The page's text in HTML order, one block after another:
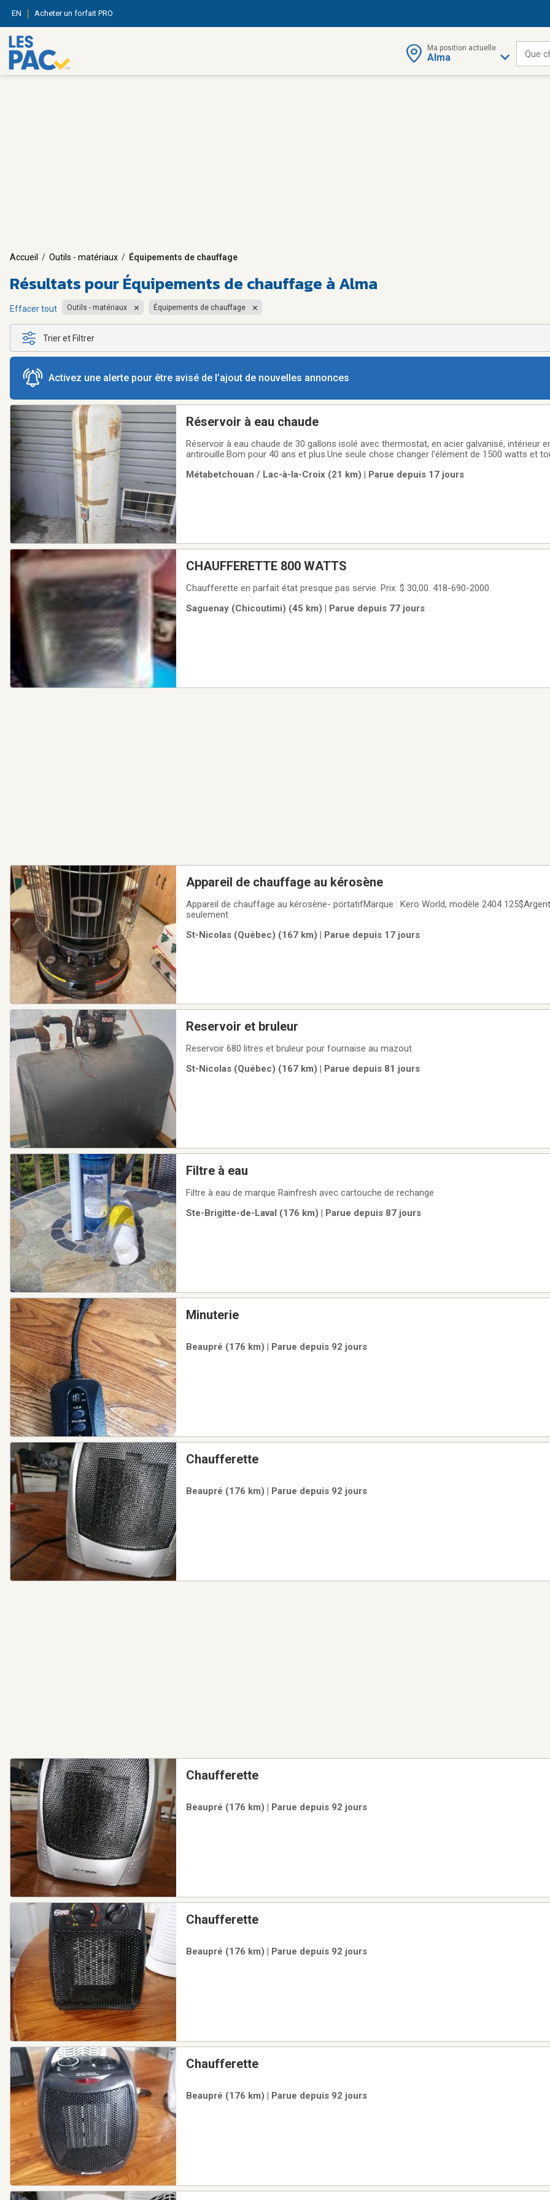
EN Acheter un forfait PRO
Ma position actuelle
Alma Que
Accueil / Outils - matériaux / Équipements de chauffage
Résultats pourÉquipements de chauffage à Alma
Effacer tout Outils - matériaux Équipements de chauffage
Trier et Filtrer
Activez une alerte pour être avisé de l’ajout de nouvelles annonces
Réservoir à eau chaude
Réservoir à eau chaude de 30 gallons isolé avec thermostat, en acier galvanisé, intérieur
antirouille.Bom pour 40 ans et plus.Une seule chose changer l'élément de 1500 watts et
Métabetchouan / Lac-à-la-Croix (21 km) | Parue depuis 17 jours
CHAUFFERETTE 800 WATTS
Chaufferette en parfait état presque pas servie. Prix: $ 30,00. 418-690-2000.
Saguenay (Chicoutimi) (45 km) | Parue depuis 77 jours
Appareil de chauffage au kérosène
Appareil de chauffage au kérosène- portatifMarque : Kero World, modèle 2404
seulement
St-Nicolas (Québec) (167 km) | Parue depuis 17 jours
Reservoir et bruleur
Reservoir 680 litres et bruleur pour fournaise au mazout
St-Nicolas (Québec) (167 km) | Parue depuis 81 jours
Filtre à eau
Filtre à eau de marque Rainfresh avec cartouche de rechange
Ste-Brigitte-de-Laval (176 km) | Parue depuis 87 jours
Minuterie
Beaupré (176 km) | Parue depuis 92 jours
Chaufferette
Beaupré (176 km) | Parue depuis 92 jours
Chaufferette
Beaupré (176 km) | Parue depuis 92 jours
Chaufferette
Beaupré (176 km) | Parue depuis 92 jours
Chaufferette
Beaupré (176 km) | Parue depuis 92 jours